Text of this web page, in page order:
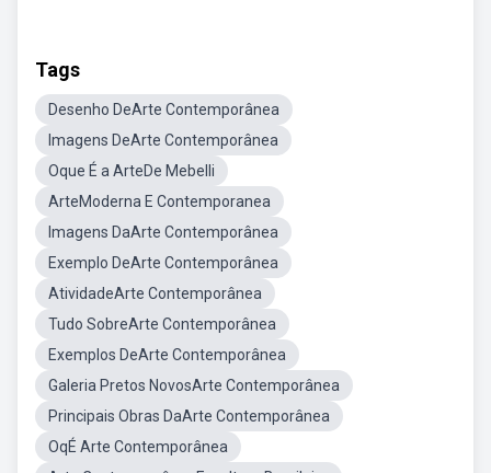
Tags
Desenho DeArte Contemporânea
Imagens DeArte Contemporânea
Oque É a ArteDe Mebelli
ArteModerna E Contemporanea
Imagens DaArte Contemporânea
Exemplo DeArte Contemporânea
AtividadeArte Contemporânea
Tudo SobreArte Contemporânea
Exemplos DeArte Contemporânea
Galeria Pretos NovosArte Contemporânea
Principais Obras DaArte Contemporânea
OqÉ Arte Contemporânea